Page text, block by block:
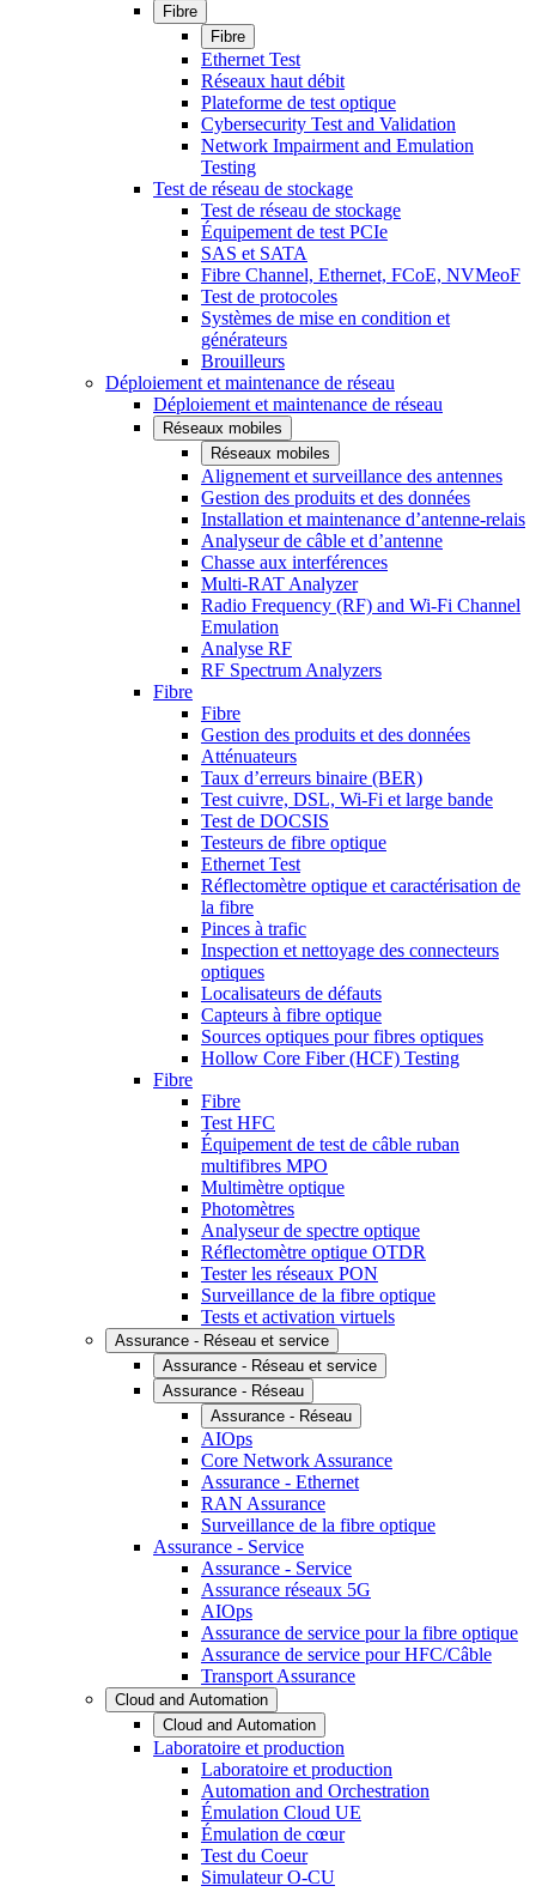
Fibre
Fibre
Ethernet Test
Réseaux haut débit
Plateforme de test optique
Cybersecurity Test and Validation
Network Impairment and Emulation
Testing
Test de réseau de stockage
Test de réseau de stockage
Équipement de test PCIe
SAS et SATA
Fibre Channel, Ethernet, FCoE, NVMeoF
Test de protocoles
Systèmes de mise en condition et
générateurs
Brouilleurs
Déploiement et maintenance de réseau
Déploiement et maintenance de réseau
Réseaux mobiles
Réseaux mobiles
Alignement et surveillance des antennes
Gestion des produits et des données
Installation et maintenance d’antenne-relais
Analyseur de câble et d’antenne
Chasse aux interférences
Multi-RAT Analyzer
Radio Frequency (RF) and Wi-Fi Channel
Emulation
Analyse RF
RF Spectrum Analyzers
Fibre
Fibre
Gestion des produits et des données
Atténuateurs
Taux d’erreurs binaire (BER)
Test cuivre, DSL, Wi-Fi et large bande
Test de DOCSIS
Testeurs de fibre optique
Ethernet Test
Réflectomètre optique et caractérisation de
la fibre
Pinces à trafic
Inspection et nettoyage des connecteurs
optiques
Localisateurs de défauts
Capteurs à fibre optique
Sources optiques pour fibres optiques
Hollow Core Fiber (HCF) Testing
Fibre
Fibre
Test HFC
Équipement de test de câble ruban
multifibres MPO
Multimètre optique
Photomètres
Analyseur de spectre optique
Réflectomètre optique OTDR
Tester les réseaux PON
Surveillance de la fibre optique
Tests et activation virtuels
Assurance - Réseau et service
Assurance - Réseau et service
Assurance - Réseau
Assurance - Réseau
AIOps
Core Network Assurance
Assurance - Ethernet
RAN Assurance
Surveillance de la fibre optique
Assurance - Service
Assurance - Service
Assurance réseaux 5G
AIOps
Assurance de service pour la fibre optique
Assurance de service pour HFC/Câble
Transport Assurance
Cloud and Automation
Cloud and Automation
Laboratoire et production
Laboratoire et production
Automation and Orchestration
Émulation Cloud UE
Émulation de cœur
Test du Coeur
Simulateur O-CU